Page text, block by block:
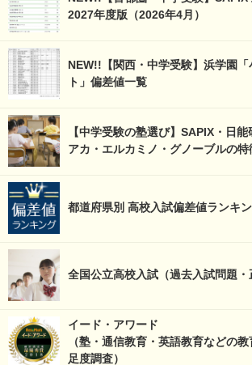
2027年度版（2026年4月）
NEW!!【関西・中学受験】浜学園
ト」偏差値一覧
【中学受験の塾選び】SAPIX・日
アカ・エルカミノ・グノーブルの
都道府県別 高校入試偏差値ランキ
全国公立高校入試（過去入試問題・
イード・アワード
（塾・通信教育・英語教育などの
足度調査）